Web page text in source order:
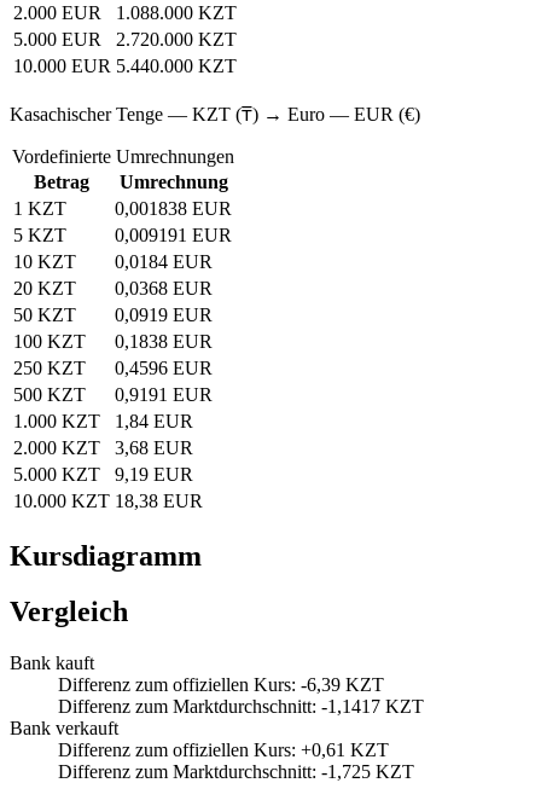
2.000 EUR
1.088.000 KZT
5.000 EUR
2.720.000 KZT
10.000 EUR 5.440.000 KZT
Kasachischer Tenge — KZT (₸) → Euro — EUR (€)
Vordefinierte Umrechnungen
Betrag
Umrechnung
1 KZT
0,001838 EUR
5 KZT
0,009191 EUR
10 KZT
0,0184 EUR
20 KZT
0,0368 EUR
50 KZT
0,0919 EUR
100 KZT
0,1838 EUR
250 KZT
0,4596 EUR
500 KZT
0,9191 EUR
1.000 KZT
1,84 EUR
2.000 KZT
3,68 EUR
5.000 KZT
9,19 EUR
10.000 KZT 18,38 EUR
Kursdiagramm
Vergleich
Bank kauft
Differenz zum offiziellen Kurs: -6,39 KZT
Differenz zum Marktdurchschnitt: -1,1417 KZT
Bank verkauft
Differenz zum offiziellen Kurs: +0,61 KZT
Differenz zum Marktdurchschnitt: -1,725 KZT